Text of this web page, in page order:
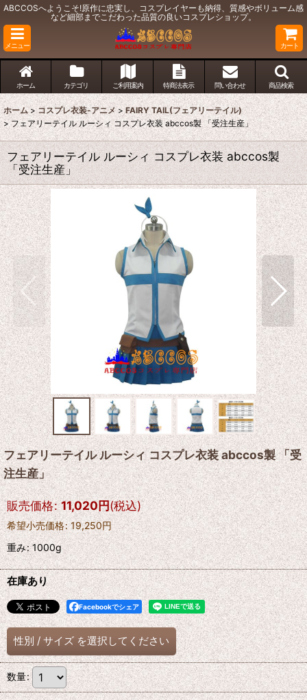
ABCCOSへようこそ!原作に忠実し、コスプレイヤーも納得、質感やボリューム感
など細部までこだわった品質の良いコスプレショップ。
メニュー カート
ホーム カテゴリ ご利用案内 特商法表示 問い合わせ 商品検索
ホーム > コスプレ衣装-アニメ > FAIRY TAIL(フェアリーテイル)
> フェアリーテイル ルーシィ コスプレ衣装 abccos製 「受注生産」
フェアリーテイル ルーシィ コスプレ衣装 abccos製
「受注生産」
フェアリーテイル ルーシィ コスプレ衣装 abccos製 「受
注生産」
販売価格: 11,020円(税込)
希望小売価格: 19,250円
重み:1000g
在庫あり
Facebookでシェア
性別 / サイズ を選択してください
数量: